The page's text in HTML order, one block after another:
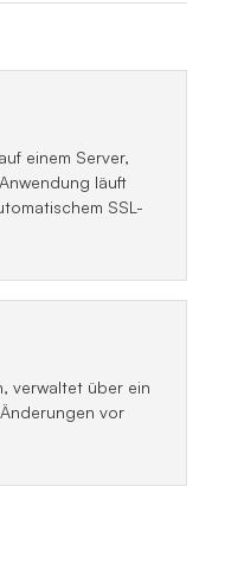
einem Server,
läuft
SSL-
verwaltet über ein
vor